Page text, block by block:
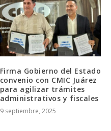
Firma Gobierno del Estado
convenio con CMIC Juárez
para agilizar trámites
administrativos y fiscales
9 septiembre, 2025